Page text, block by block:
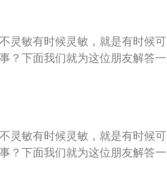
会亮，但是不代表钥匙电池电量
电池。 第二种原因，遥控器本身
控器。 第三种原因，车辆的遥控
信号，造成不灵敏。 第四种原
遥控钥匙的不灵敏。
灵敏有时候灵敏，就是有时候可
？下面我们就为这位朋友解答一
决。 首先我们的汽车钥匙是由发
，然后执行实现开锁和落锁的动
因有以下几点： 1、汽车周围存
的信号。解决办法是：将车内部
匙没有电了，钥匙发射不出信
池后进行试车，看有无故障现象.
灵敏有时候灵敏，就是有时候可
？下面我们就为这位朋友解答一
决。 首先我们的汽车钥匙是由发